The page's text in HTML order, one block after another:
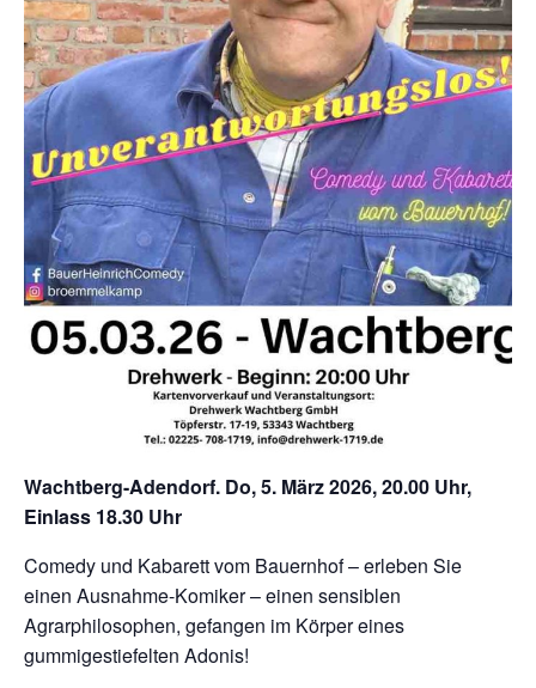
Wachtberg-Adendorf. Do, 5. März 2026, 20.00 Uhr,
Einlass 18.30 Uhr
Comedy und Kabarett vom Bauernhof – erleben Sie
einen Ausnahme-Komiker – einen sensiblen
Agrarphilosophen, gefangen im Körper eines
gummigestiefelten Adonis!